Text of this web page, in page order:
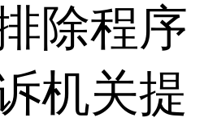
除程序
机关提